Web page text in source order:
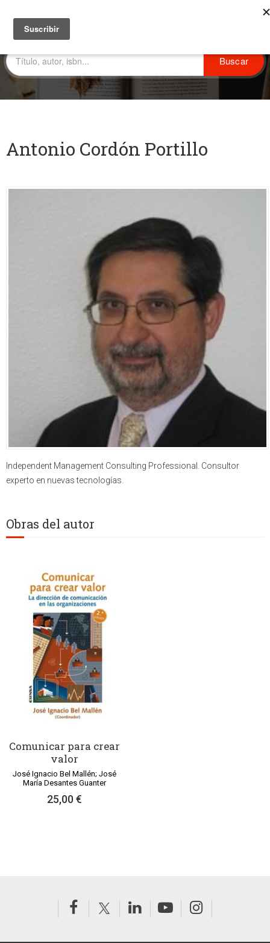
Antonio Cordón Portillo
Independent Management Consulting Professional. Consultor
experto en nuevas tecnologías.
Obras del autor
Comunicar para crear
valor
José Ignacio Bel Mallén; José
María Desantes Guanter
25,00 €